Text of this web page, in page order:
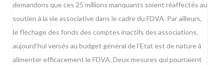
demandons que ces 25 millions manquants soient réaffectés au
soutien à la vie associative dans le cadre du FDVA. Par ailleurs,
le fléchage des fonds des comptes inactifs des associations,
aujourd’hui versés au budget général de l’Etat est de nature à
alimenter efficacement le FDVA. Deux mesures qui pourraient